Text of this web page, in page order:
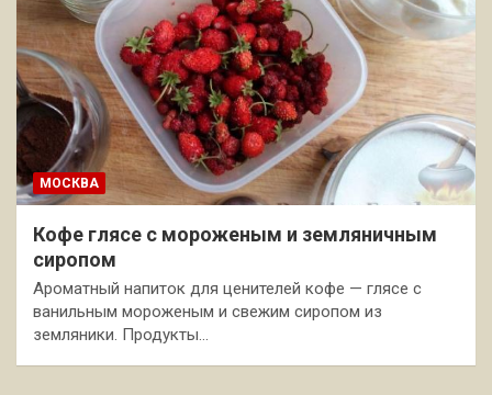
МОСКВА
Кофе глясе с мороженым и земляничным
сиропом
Ароматный напиток для ценителей кофе — глясе с
ванильным мороженым и свежим сиропом из
земляники. Продукты…